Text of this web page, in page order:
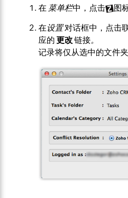
在 菜单栏中，点击 图
在设置对话框中，点击
应的 更改链接。
记录将仅从选中的文件夹